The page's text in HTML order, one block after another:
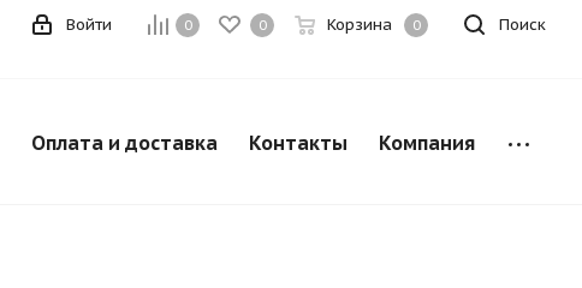
Поиск
0 0 Корзина 0
Войти
Оплата и доставка Контакты Компания